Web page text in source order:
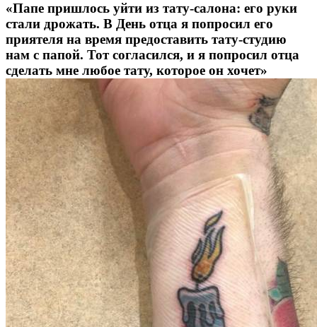
«Папе пришлось уйти из тату-салона: его руки
стали дрожать. В День отца я попросил его
приятеля на время предоставить тату-студию
нам с папой. Тот согласился, и я попросил отца
сделать мне любое тату, которое он хочет»